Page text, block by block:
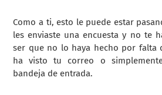
Como a ti, esto le puede estar
les enviaste una encuesta y no te
ser que no lo haya hecho por falta
ha visto tu correo o
bandeja de entrada.